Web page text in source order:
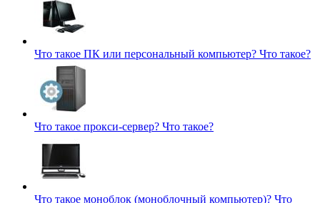
Что такое ПК или персональный компьютер? Что такое?
Что такое прокси-сервер? Что такое?
Что такое моноблок (моноблочный компьютер)? Что